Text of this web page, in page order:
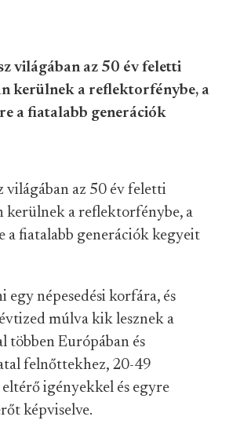
világában az 50 év feletti
kerülnek a reflektorfénybe, a
a fiatalabb generációk
világában az 50 év feletti
a reflektorfénybe, a
a fiatalabb generációk kegyeit
egy népesedési korfára, és
múlva kik lesznek a
többen Európában és
felnőttekhez, 20-49
eltérő igényekkel és egyre
képviselve.